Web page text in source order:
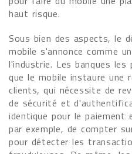
haut risque.
Sous bien des aspects, le
mobile s'annonce comme
l'industrie. Les banques les
que le mobile instaure une
clients, qui nécessite de
de sécurité et
identique pour le paiement
par exemple, de compter
pour détecter les